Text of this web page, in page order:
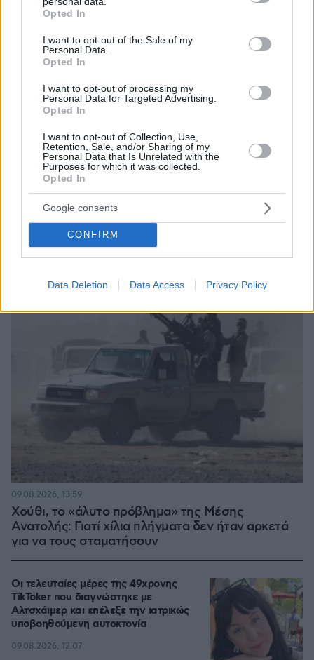
grant or deny consent to Google and its third-party tags to
use your data for below specified purposes in below Google
consent section.
Opted In
I want to opt-out of the Sale of my
Personal Data.
Opted In
I want to opt-out of processing my
Personal Data for Targeted Advertising.
Opted In
I want to opt-out of Collection, Use,
Retention, Sale, and/or Sharing of my
Personal Data that Is Unrelated with the
Purposes for which it was collected.
Opted In
Google consents
CONFIRM
Data Deletion Data Access Privacy Policy
Ασθενής ξυλοκόπησε νοσηλεύτρια στα Επείγοντα
και τη χτύπησε σε πόρτες - Τι καταγγέλλει η
ΠΟΕΔΗΝ
09.08.2026, 10:51
Χούθι, το «άλυτο πρόβλημα» της Μέσης
Ανατολής: Γιατί χίλια πλήγματα δεν ήταν αρκετά
για να τους σταματήσουν
09.08.2026, 13:59
Οι τελευταίες μέρες της 49χρονης
TikToker που διαγνώστηκε με
Αλτσχάιμερ και επέλεξε την ιατρικώς
υποβοηθούμενη αυτοκτονία
09.08.2026, 12:07